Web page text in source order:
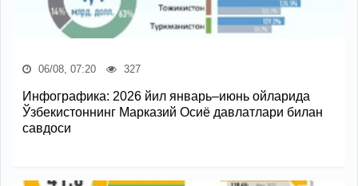
06/08, 07:20 327
Инфографика: 2026 йил январь–июнь ойларида
Ўзбекистоннинг Марказий Осиё давлатлари билан
савдоси